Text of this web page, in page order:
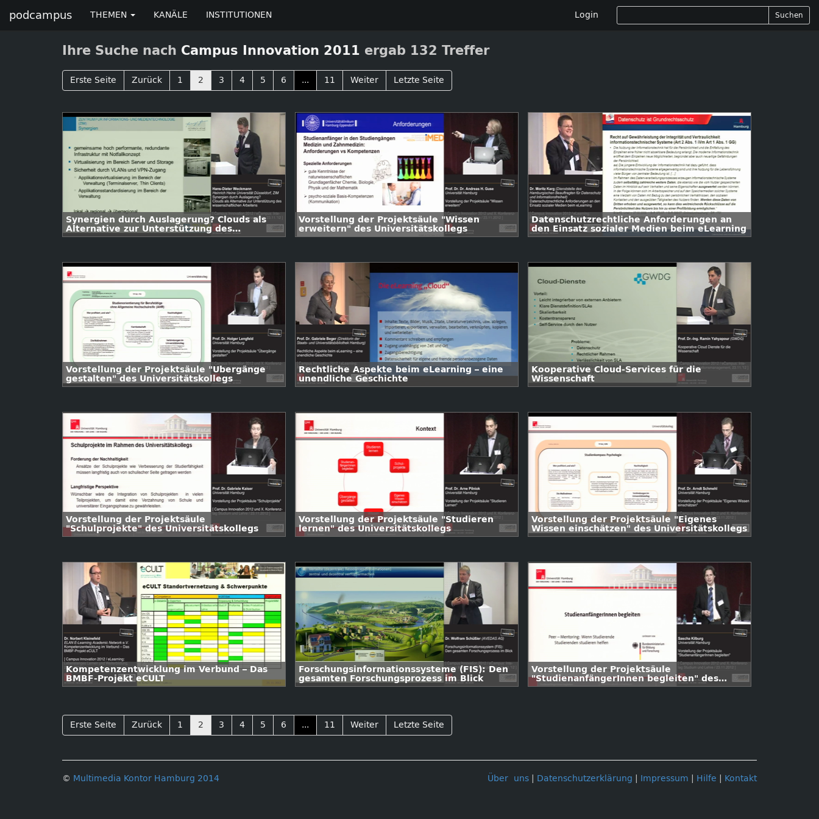
podcampus THEMEN KANÄLE INSTITUTIONEN Login Suchen
Ihre Suche nach Campus Innovation 2011 ergab 132 Treffer
Erste Seite Zurück 1 2 3 4 5 6 ... 11 Weiter Letzte Seite
Synergien durch Auslagerung? Clouds als
Alternative zur Unterstützung des
wissenschaftlichen Arbeitens
Vorstellung der Projektsäule "Wissen
erweitern" des Universitätskollegs
Datenschutzrechtliche Anforderungen an
den Einsatz sozialer Medien beim eLearning
Vorstellung der Projektsäule "Übergänge
gestalten" des Universitätskollegs
Rechtliche Aspekte beim eLearning – eine
unendliche Geschichte
Kooperative Cloud-Services für die
Wissenschaft
Vorstellung der Projektsäule
"Schulprojekte" des Universitätskollegs
Vorstellung der Projektsäule "Studieren
lernen" des Universitätskollegs
Vorstellung der Projektsäule "Eigenes
Wissen einschätzen" des Universitätskollegs
Kompetenzentwicklung im Verbund – Das
BMBF-Projekt eCULT
Forschungsinformationssysteme (FIS): Den
gesamten Forschungsprozess im Blick
Vorstellung der Projektsäule
"StudienanfängerInnen begleiten" des
Universitätskollegs
Erste Seite Zurück 1 2 3 4 5 6 ... 11 Weiter Letzte Seite
Über uns Datenschutzerklärung Impressum Hilfe Kontakt
© Multimedia Kontor Hamburg 2014